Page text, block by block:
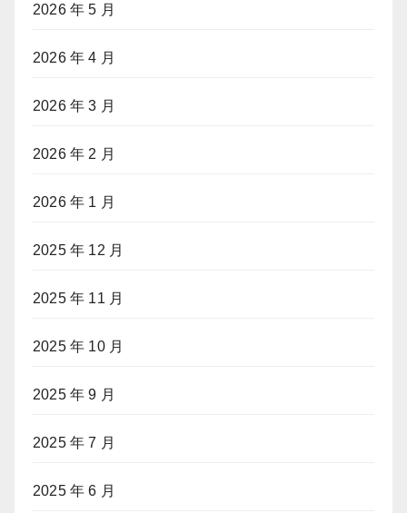
2026 年 5 月
2026 年 4 月
2026 年 3 月
2026 年 2 月
2026 年 1 月
2025 年 12 月
2025 年 11 月
2025 年 10 月
2025 年 9 月
2025 年 7 月
2025 年 6 月